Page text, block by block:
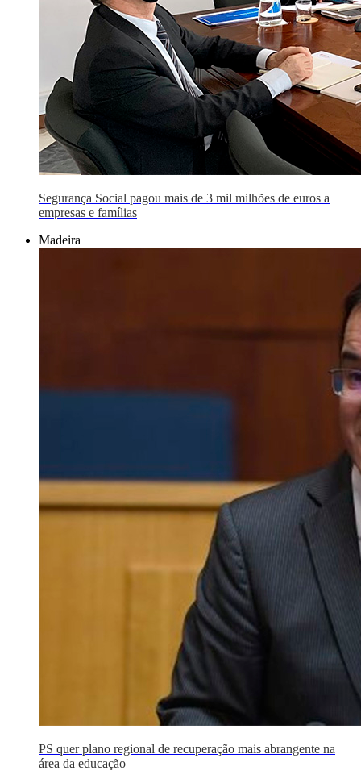
Segurança Social pagou mais de 3 mil milhões de euros a
empresas e famílias
Madeira
PS quer plano regional de recuperação mais abrangente na
área da educação